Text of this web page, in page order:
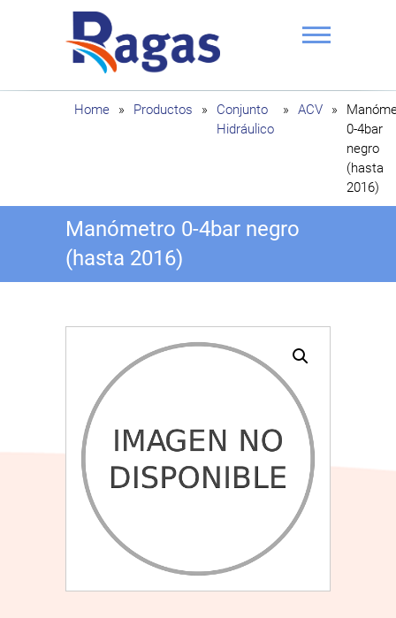
Ragas
Home » Productos »
Conjunto
Hidráulico
» ACV »
0-4bar
negro
(hasta
2016)
Manómetro 0-4bar negro
(hasta 2016)